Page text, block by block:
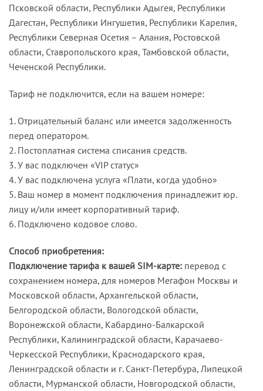
Псковской области, Республики Адыгея, Республики
Дагестан, Республики Ингушетия, Республики Карелия,
Республики Северная Осетия – Алания, Ростовской
области, Ставропольского края, Тамбовской области,
Чеченской Республики.
Тариф не подключится, если на вашем номере:
1. Отрицательный баланс или имеется задолженность
перед оператором.
2. Постоплатная система списания средств.
3. У вас подключен «VIP статус»
4. У вас подключена услуга «Плати, когда удобно»
5. Ваш номер в момент подключения принадлежит юр.
лицу и/или имеет корпоративный тариф.
6. Подключено кодовое слово.
Способ приобретения:
Подключение тарифа к вашей SIM-карте: перевод с
сохранением номера, для номеров Мегафон Москвы и
Московской области, Архангельской области,
Белгородской области, Вологодской области,
Воронежской области, Кабардино-Балкарской
Республики, Калининградской области, Карачаево-
Черкесской Республики, Краснодарского края,
Ленинградской области и г. Санкт-Петербура, Липецкой
области, Мурманской области, Новгородской области,